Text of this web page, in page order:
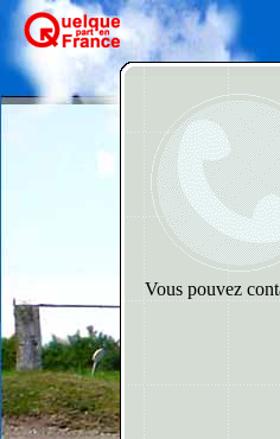
Vous pouvez